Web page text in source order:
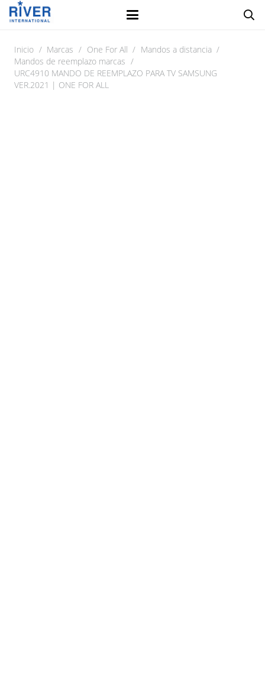
Inicio / Marcas / One For All / Mandos a distancia /
Mandos de reemplazo marcas /
URC4910 MANDO DE REEMPLAZO PARA TV SAMSUNG
VER.2021 | ONE FOR ALL